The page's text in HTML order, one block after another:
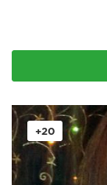
+20